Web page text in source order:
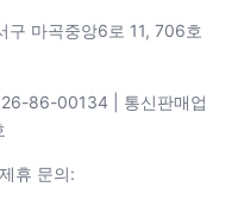
구 마곡중앙6로 11, 706호
86-00134 | 통신판매업
휴 문의: